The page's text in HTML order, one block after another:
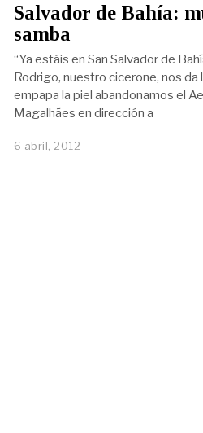
Salvador de Bahía:
samba
“Ya estáis en San Salvador de
Rodrigo, nuestro cicerone, nos da
empapa la piel abandonamos el
Magalhães en dirección a
6 abril, 2012